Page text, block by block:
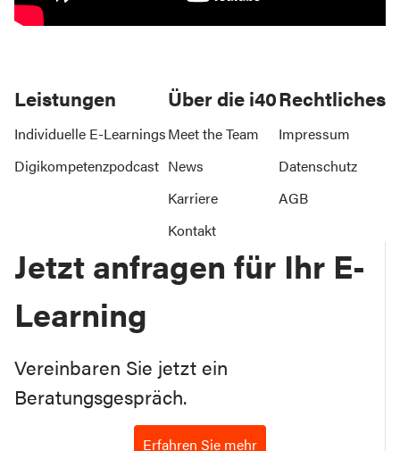
Jetzt anfragen für Ihr E-
Learning
Vereinbaren Sie jetzt ein
Beratungsgespräch.
Erfahren Sie mehr
Leistungen
Individuelle E-Learnings
Digikompetenzpodcast
Über die i40
Meet the Team
News
Karriere
Kontakt
Rechtliches
Impressum
Datenschutz
AGB